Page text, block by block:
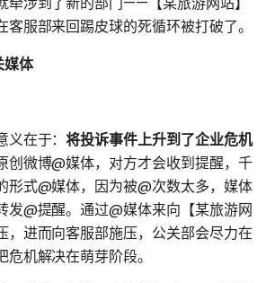
客服部来回踢皮球的死循环被打破了。
体
在于：将投诉事件上升到了企业危机
创微博@媒体，对方才会收到提醒，千
形式@媒体，因为被@次数太多，媒体
发@提醒。通过@媒体来向【某旅游网
，进而向客服部施压，公关部会尽力在
机解决在萌芽阶段。